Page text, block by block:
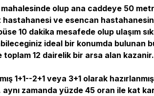
olup ana caddeye 50
ve esencan
10 dakika mesafede olup ulaşım
ideal bir konumda bulunan
12 dairelik bir arsa alan
1+1--2+1 veya 3+1 olarak hazırlanmış
zamanda yüzde 45 oran ile kat